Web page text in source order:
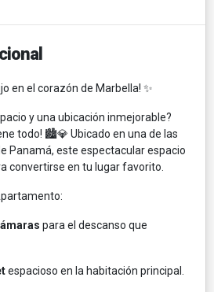
en el corazón de Marbella! ✨
y una ubicación inmejorable?
todo! 🏙️💎 Ubicado en una de las
Panamá, este espectacular espacio
convertirse en tu lugar favorito.
para el descanso que
espacioso en la habitación principal.